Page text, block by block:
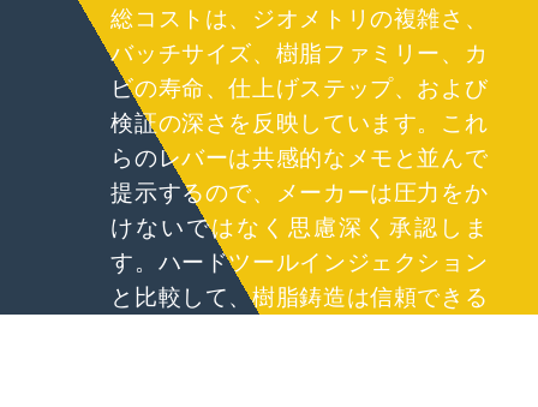
総コストは、ジオメトリの複雑さ、
バッチサイズ、樹脂ファミリー、カ
ビの寿命、仕上げステップ、および
検証の深さを反映しています。これ
らのレバーは共感的なメモと並んで
提示するので、メーカーは圧力をか
けないではなく思慮深く承認しま
す。ハードツールインジェクション
と比較して、樹脂鋳造は信頼できる